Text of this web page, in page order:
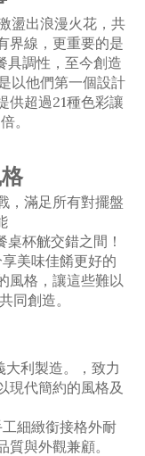
盪出浪漫火花，共
界線，更重要的是
具調性，至今創造
以他們第一個設計
供超過21種色彩讓
。
，滿足所有對擺盤
杯觥交錯之間！
美味佳餚更好的
風格，讓這些難以
同創造。
利製造。，致力
現代簡約的風格及
細緻銜接格外耐
與外觀兼顧。